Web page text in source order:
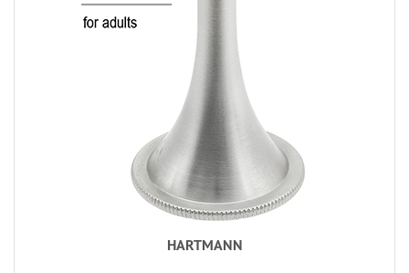
HARTMANN